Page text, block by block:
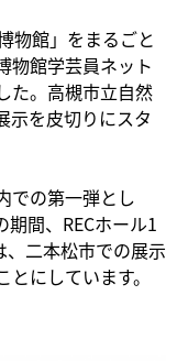
物館」をまるごと
物館学芸員ネット
た。高槻市立自然
示を皮切りにスタ
での第一弾とし
間、RECホール1
、二本松市での展示
にしています。